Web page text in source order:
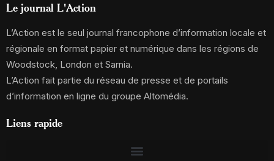
Le journal L'Action
L’Action est le seul journal francophone d’information locale et
régionale en format papier et numérique dans les régions de
Woodstock, London et Sarnia.
L’Action fait partie du réseau de presse et de portails
d’information en ligne du groupe Altomédia.
Liens rapide